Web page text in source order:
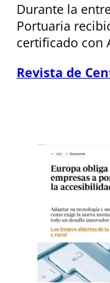
Durante la
Portuaria
certificado con
Revista de